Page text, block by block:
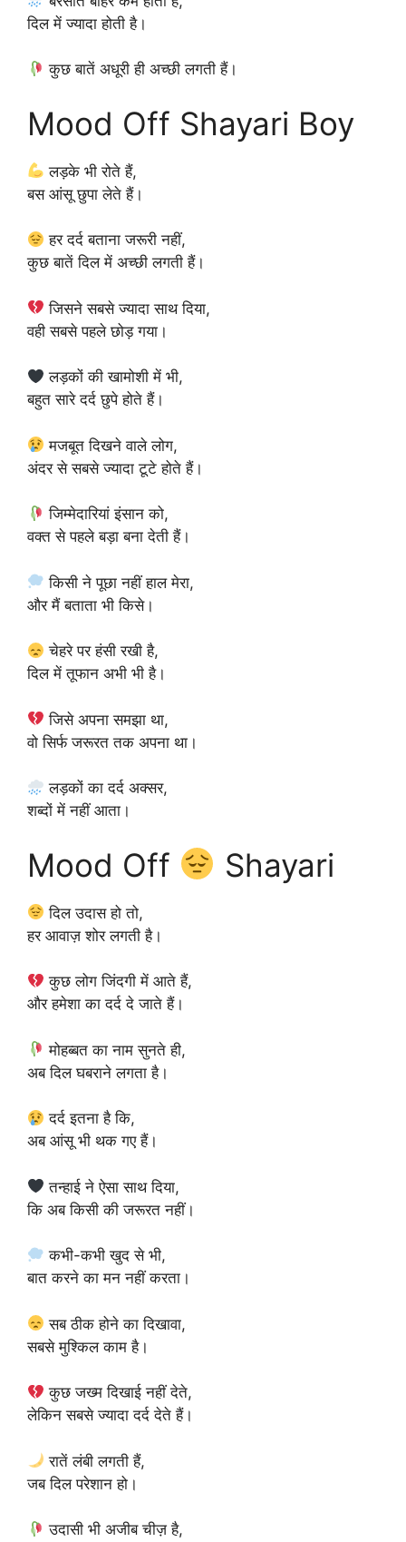
दिल में ज्यादा होती है।
कुछ बातें अधूरी ही अच्छी लगती हैं।
Mood Off Shayari Boy
लड़के भी रोते हैं,
बस आंसू छुपा लेते हैं।
हर दर्द बताना जरूरी नहीं,
कुछ बातें दिल में अच्छी लगती हैं।
जिसने सबसे ज्यादा साथ दिया,
वही सबसे पहले छोड़ गया।
लड़कों की खामोशी में भी,
बहुत सारे दर्द छुपे होते हैं।
मजबूत दिखने वाले लोग,
अंदर से सबसे ज्यादा टूटे होते हैं।
जिम्मेदारियां इंसान को,
वक्त से पहले बड़ा बना देती हैं।
किसी ने पूछा नहीं हाल मेरा,
और मैं बताता भी किसे।
चेहरे पर हंसी रखी है,
दिल में तूफान अभी भी है।
जिसे अपना समझा था,
वो सिर्फ जरूरत तक अपना था।
लड़कों का दर्द अक्सर,
शब्दों में नहीं आता।
Mood Off Shayari
दिल उदास हो तो,
हर आवाज़ शोर लगती है।
कुछ लोग जिंदगी में आते हैं,
और हमेशा का दर्द दे जाते हैं।
मोहब्बत का नाम सुनते ही,
अब दिल घबराने लगता है।
दर्द इतना है कि,
अब आंसू भी थक गए हैं।
तन्हाई ने ऐसा साथ दिया,
कि अब किसी की जरूरत नहीं।
कभी-कभी खुद से भी,
बात करने का मन नहीं करता।
सब ठीक होने का दिखावा,
सबसे मुश्किल काम है।
कुछ जख्म दिखाई नहीं देते,
लेकिन सबसे ज्यादा दर्द देते हैं।
रातें लंबी लगती हैं,
जब दिल परेशान हो।
उदासी भी अजीब चीज़ है,